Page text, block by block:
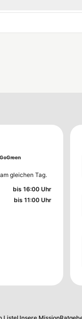
GoGreen
gleichen Tag.
bis 16:00 Uhr
bis 11:00 Uhr